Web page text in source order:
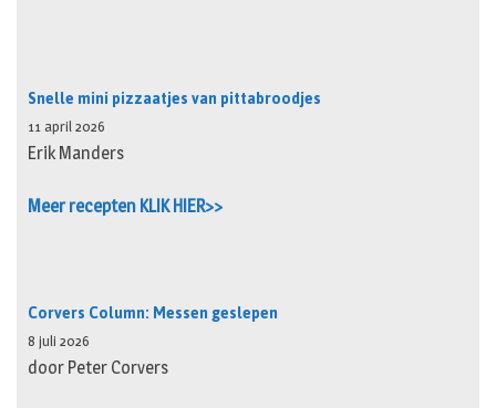
Snelle mini pizzaatjes van pittabroodjes
11 april 2026
Erik Manders
Meer recepten KLIK HIER>>
Corvers Column: Messen geslepen
8 juli 2026
door Peter Corvers